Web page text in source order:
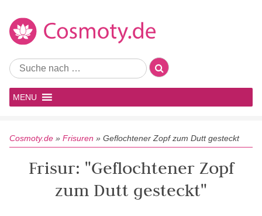
MENU
Cosmoty.de » Frisuren » Geflochtener Zopf zum Dutt gesteckt
Frisur: "Geflochtener Zopf
zum Dutt gesteckt"